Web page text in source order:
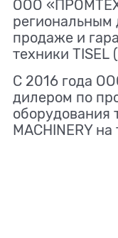
ООО
региональным
продаже и
техники TISEL
C 2016 года
дилером по
оборудования
MACHINERY